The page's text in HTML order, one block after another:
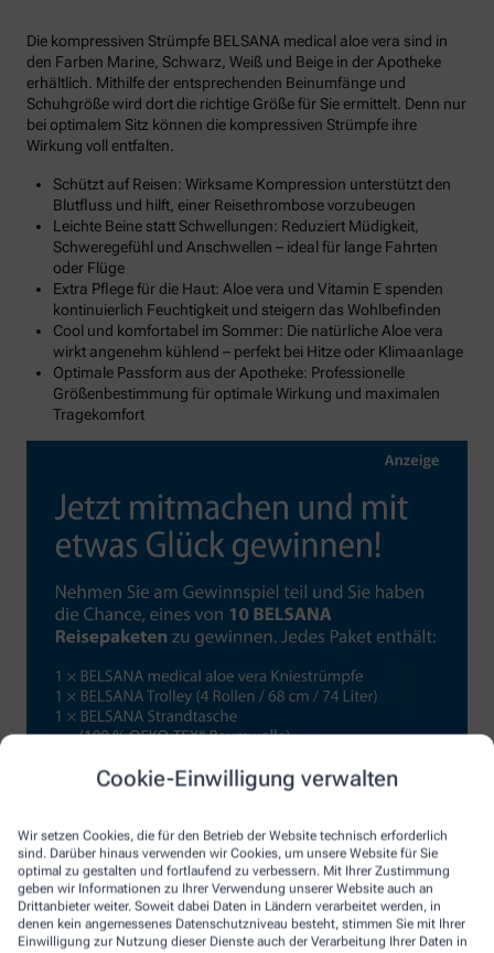
Cookie-Einwilligung verwalten
Wir setzen Cookies, die für den Betrieb der Website technisch erforderlich
sind. Darüber hinaus verwenden wir Cookies, um unsere Website für Sie
optimal zu gestalten und fortlaufend zu verbessern. Mit Ihrer Zustimmung
geben wir Informationen zu Ihrer Verwendung unserer Website auch an
Drittanbieter weiter. Soweit dabei Daten in Ländern verarbeitet werden, in
denen kein angemessenes Datenschutzniveau besteht, stimmen Sie mit Ihrer
Einwilligung zur Nutzung dieser Dienste auch der Verarbeitung Ihrer Daten in
Die kompressiven Strümpfe BELSANA medical aloe vera sind in
den Farben Marine, Schwarz, Weiß und Beige in der Apotheke
erhältlich. Mithilfe der entsprechenden Beinumfänge und
Schuhgröße wird dort die richtige Größe für Sie ermittelt. Denn nur
bei optimalem Sitz können die kompressiven Strümpfe ihre
Wirkung voll entfalten.
Schützt auf Reisen: Wirksame Kompression unterstützt den
Blutfluss und hilft, einer Reisethrombose vorzubeugen
Leichte Beine statt Schwellungen: Reduziert Müdigkeit,
Schweregefühl und Anschwellen – ideal für lange Fahrten
oder Flüge
Extra Pflege für die Haut: Aloe vera und Vitamin E spenden
kontinuierlich Feuchtigkeit und steigern das Wohlbefinden
Cool und komfortabel im Sommer: Die natürliche Aloe vera
wirkt angenehm kühlend – perfekt bei Hitze oder Klimaanlage
Optimale Passform aus der Apotheke: Professionelle
Größenbestimmung für optimale Wirkung und maximalen
Tragekomfort